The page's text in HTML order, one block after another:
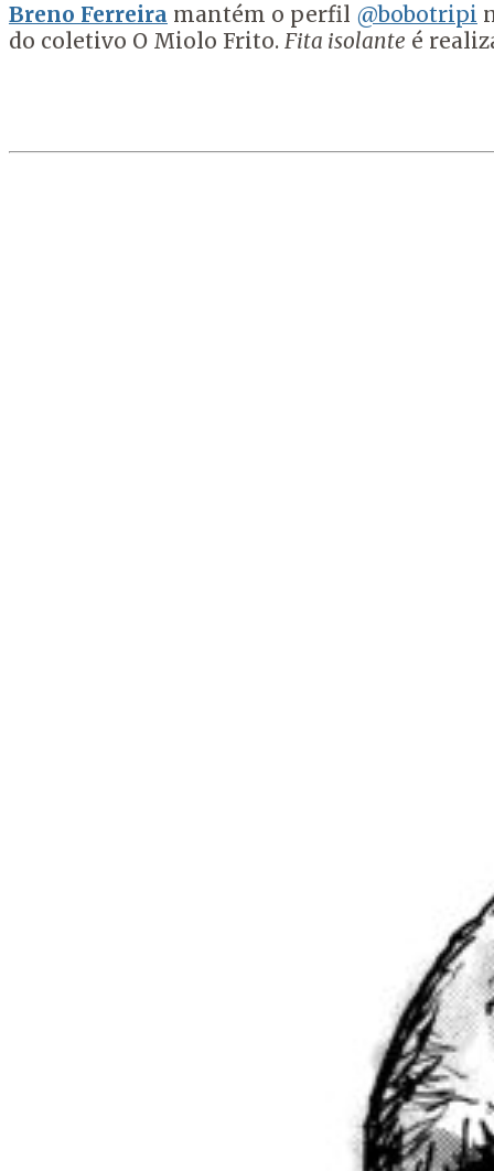
Breno Ferreira mantém o perfil @bobotripi
do coletivo O Miolo Frito. Fita isolante é